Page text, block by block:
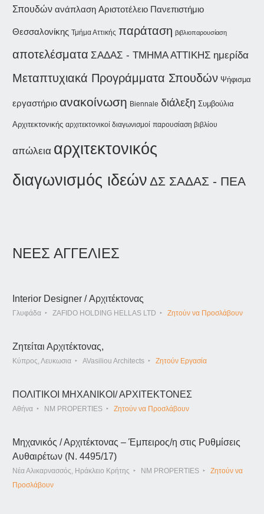
Σπουδών ανάπλαση Αριστοτέλειο Πανεπιστήμιο
Θεσσαλονίκης Τμήμα Αττικής παράταση βιβλιοπαρουσίαση
αποτελέσματα ΣΑΔΑΣ - ΤΜΗΜΑ ΑΤΤΙΚΗΣ ημερίδα
Μεταπτυχιακά Προγράμματα Σπουδών Ψήφισμα
εργαστήριο ανακοίνωση Biennale διάλεξη Συμβούλια
Αρχιτεκτονικής αρχιτεκτονικοί διαγωνισμοί παρουσίαση βιβλίου
απώλεια αρχιτεκτονικός
διαγωνισμός ιδεών ΔΣ ΣΑΔΑΣ - ΠΕΑ
ΝΕΕΣ ΑΓΓΕΛΙΕΣ
Interior Designer / Αρχιτέκτονας
Γλυφάδα ZAFIDO HOLDING HELLAS LTD Ζητούν να Προσλάβουν
Ζητείται Αρχιτέκτονας,
Κύπρος, Λευκωσια AVasiliou Architects Ζητούν Εργασία
ΠΟΛΙΤΙΚΟΙ ΜΗΧΑΝΙΚΟΙ/ ΑΡΧΙΤΕΚΤΟΝΕΣ
Αθήνα NM PROPERTIES Ζητούν να Προσλάβουν
Μηχανικός / Αρχιτέκτονας – Έμπειρος/η στις Ρυθμίσεις
Αυθαιρέτων (Ν. 4495/17)
Νέα Αλικαρνασσός, Ηράκλειο Κρήτης NM PROPERTIES
Ζητούν να
Προσλάβουν